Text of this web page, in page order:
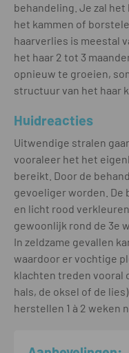
behandeling. Je zal
het kammen of
haarverlies is meestal
het haar 2 tot 3
opnieuw te groeien,
structuur van het haar
Huidreacties
Uitwendige stralen
vooraleer het het
bereikt. Door de
gevoeliger worden. De
en licht rood
gewoonlijk rond de 3e
In zeldzame gevallen
waardoor er vochtige
klachten treden vooral
hals, de oksel of de
herstellen 1 à 2 weken